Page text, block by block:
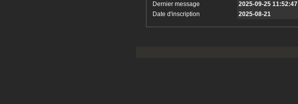
Dernier message
2025-09-25 11:52:47
Date d'inscription
2025-08-21